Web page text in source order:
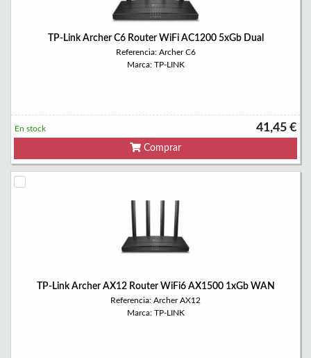
TP-Link Archer C6 Router WiFi AC1200 5xGb Dual
Referencia: Archer C6
Marca: TP-LINK
41,45 €
En stock
Comprar
TP-Link Archer AX12 Router WiFi6 AX1500 1xGb WAN
Referencia: Archer AX12
Marca: TP-LINK